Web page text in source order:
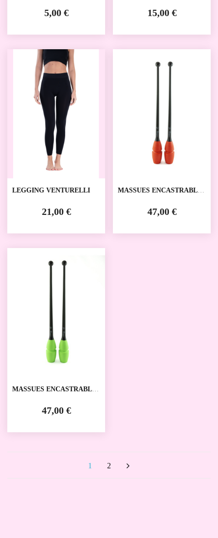
5,00 € 15,00 €
LEGGING VENTURELLI
21,00 €
MASSUES ENCASTRABLES
47,00 €
MASSUES ENCASTRABLES
47,00 €
1 2